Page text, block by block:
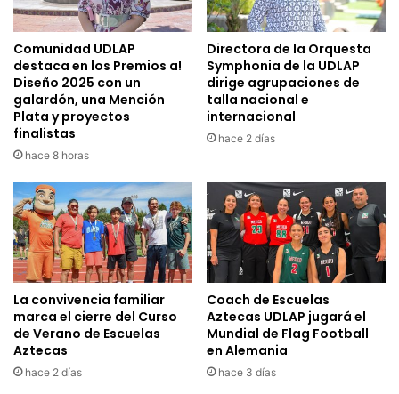
Comunidad UDLAP
destaca en los Premios a!
Diseño 2025 con un
galardón, una Mención
Plata y proyectos
finalistas
hace 8 horas
Directora de la Orquesta
Symphonia de la UDLAP
dirige agrupaciones de
talla nacional e
internacional
hace 2 días
La convivencia familiar
marca el cierre del Curso
de Verano de Escuelas
Aztecas
hace 2 días
Coach de Escuelas
Aztecas UDLAP jugará el
Mundial de Flag Football
en Alemania
hace 3 días